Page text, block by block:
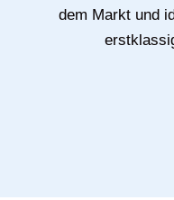
dem Markt und